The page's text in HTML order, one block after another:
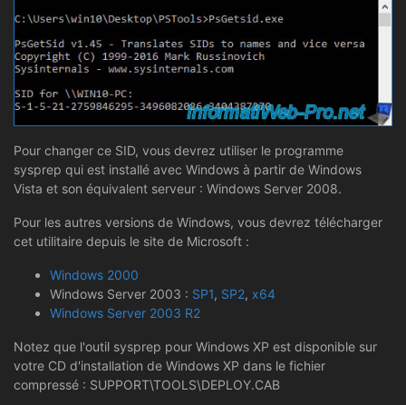
Pour changer ce SID, vous devrez utiliser le programme
sysprep qui est installé avec Windows à partir de Windows
Vista et son équivalent serveur : Windows Server 2008.
Pour les autres versions de Windows, vous devrez télécharger
cet utilitaire depuis le site de Microsoft :
Windows 2000
Windows Server 2003 : SP1, SP2, x64
Windows Server 2003 R2
Notez que l'outil sysprep pour Windows XP est disponible sur
votre CD d'installation de Windows XP dans le fichier
compressé : SUPPORT\TOOLS\DEPLOY.CAB